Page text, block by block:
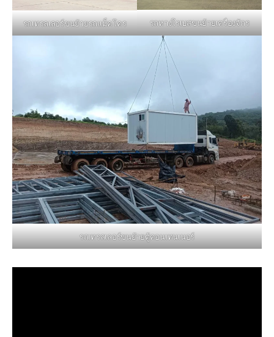
รถเทรลเลอร์ขนย้ายรถแม็คโคร รถหางโรเบสขนย้ายเครื่องจักร
รถเทรลเลอร์ขนย้ายตู้คอนเทนเนอร์